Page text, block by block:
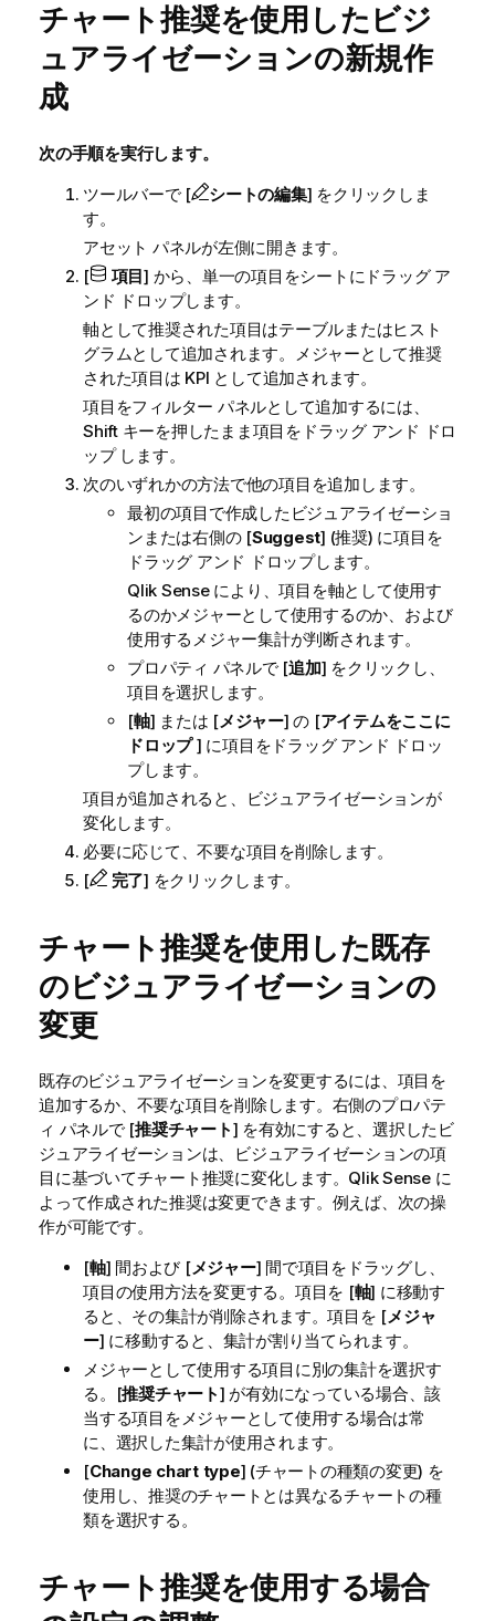
チャート推奨を使用したビジ
ュアライゼーションの新規作
成
次の手順を実行します。
ツールバーで [
シートの編集] をクリックしま
す。
アセット パネルが左側に開きます。
[
項目] から、単一の項目をシートにドラッグ ア
ンド ドロップします。
軸として推奨された項目はテーブルまたはヒスト
グラムとして追加されます。メジャーとして推奨
された項目は KPI として追加されます。
項目をフィルター パネルとして追加するには、
Shift キーを押したまま項目をドラッグ アンド ドロ
ップ します。
次のいずれかの方法で他の項目を追加します。
最初の項目で作成したビジュアライゼーショ
ンまたは右側の [Suggest] (推奨) に項目を
ドラッグ アンド ドロップします。
Qlik Senseにより、項目を軸として使用す
るのかメジャーとして使用するのか、および
使用するメジャー集計が判断されます。
プロパティ パネルで [追加] をクリックし、
項目を選択します。
[軸] または [メジャー] の [アイテムをここに
ドロップ] に項目をドラッグ アンド ドロッ
プします。
項目が追加されると、ビジュアライゼーションが
変化します。
必要に応じて、不要な項目を削除します。
[
完了] をクリックします。
チャート推奨を使用した既存
のビジュアライゼーションの
変更
既存のビジュアライゼーションを変更するには、項目を
追加するか、不要な項目を削除します。右側のプロパテ
ィ パネルで [推奨チャート] を有効にすると、選択したビ
ジュアライゼーションは、ビジュアライゼーションの項
目に基づいてチャート推奨に変化します。 Qlik Senseに
よって作成された推奨は変更できます。例えば、次の操
作が可能です。
[軸] 間および [メジャー] 間で項目をドラッグし、
項目の使用方法を変更する。項目を [軸] に移動す
ると、その集計が削除されます。項目を [メジャ
ー] に移動すると、集計が割り当てられます。
メジャーとして使用する項目に別の集計を選択す
る。[推奨チャート] が有効になっている場合、該
当する項目をメジャーとして使用する場合は常
に、選択した集計が使用されます。
[Change chart type] (チャートの種類の変更) を
使用し、推奨のチャートとは異なるチャートの種
類を選択する。
チャート推奨を使用する場合